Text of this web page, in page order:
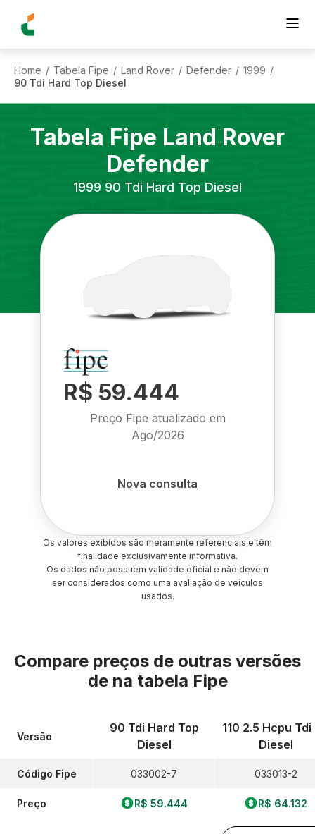
Home / Tabela Fipe / Land Rover / Defender / 1999 /
90 Tdi Hard Top Diesel
Tabela Fipe Land Rover
Defender
1999 90 Tdi Hard Top Diesel
R$ 59.444
Preço Fipe atualizado em
Ago/2026
Nova consulta
Os valores exibidos são meramente referenciais e têm
finalidade exclusivamente informativa.
Os dados não possuem validade oficial e não devem
ser considerados como uma avaliação de veículos
usados.
Compare preços de outras versões
de na tabela Fipe
Versão
Código Fipe
Preço
90 Tdi Hard Top
Diesel
033002-7
R$ 59.444
110 2.5 Hcpu Tdi
Diesel
033013-2
R$ 64.132